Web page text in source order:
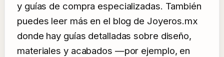
y guías de compra especializadas. También
puedes leer más en el blog de Joyeros.mx
donde hay guías detalladas sobre diseño,
materiales y acabados —por ejemplo, en